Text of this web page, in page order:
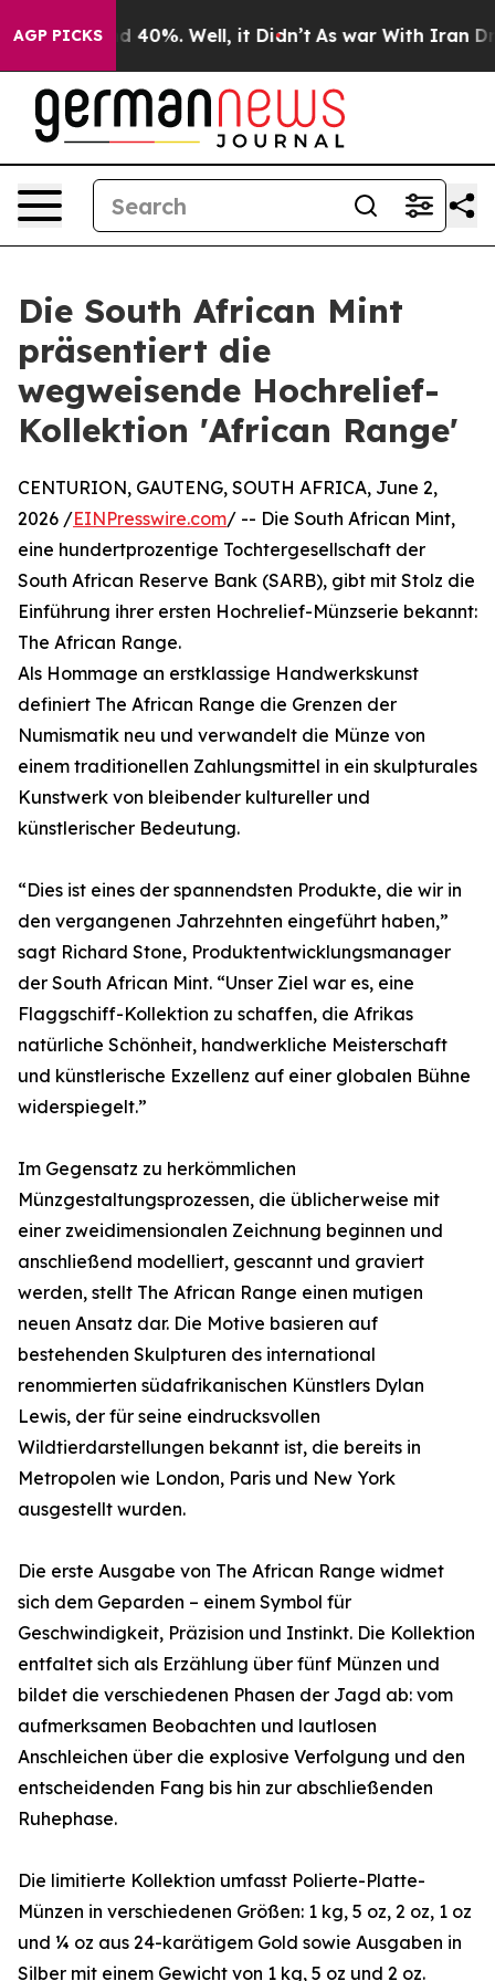
AGP PICKS
Around 40%. Well, it Didn’t As war With Iran Drove
Die South African Mint
präsentiert die
wegweisende Hochrelief-
Kollektion 'African Range'
CENTURION, GAUTENG, SOUTH AFRICA, June 2,
2026 /EINPresswire.com/ -- Die South African Mint,
eine hundertprozentige Tochtergesellschaft der
South African Reserve Bank (SARB), gibt mit Stolz die
Einführung ihrer ersten Hochrelief-Münzserie bekannt:
The African Range.
Als Hommage an erstklassige Handwerkskunst
definiert The African Range die Grenzen der
Numismatik neu und verwandelt die Münze von
einem traditionellen Zahlungsmittel in ein skulpturales
Kunstwerk von bleibender kultureller und
künstlerischer Bedeutung.
“Dies ist eines der spannendsten Produkte, die wir in
den vergangenen Jahrzehnten eingeführt haben,”
sagt Richard Stone, Produktentwicklungsmanager
der South African Mint. “Unser Ziel war es, eine
Flaggschiff-Kollektion zu schaffen, die Afrikas
natürliche Schönheit, handwerkliche Meisterschaft
und künstlerische Exzellenz auf einer globalen Bühne
widerspiegelt.”
Im Gegensatz zu herkömmlichen
Münzgestaltungsprozessen, die üblicherweise mit
einer zweidimensionalen Zeichnung beginnen und
anschließend modelliert, gescannt und graviert
werden, stellt The African Range einen mutigen
neuen Ansatz dar. Die Motive basieren auf
bestehenden Skulpturen des international
renommierten südafrikanischen Künstlers Dylan
Lewis, der für seine eindrucksvollen
Wildtierdarstellungen bekannt ist, die bereits in
Metropolen wie London, Paris und New York
ausgestellt wurden.
Die erste Ausgabe von The African Range widmet
sich dem Geparden – einem Symbol für
Geschwindigkeit, Präzision und Instinkt. Die Kollektion
entfaltet sich als Erzählung über fünf Münzen und
bildet die verschiedenen Phasen der Jagd ab: vom
aufmerksamen Beobachten und lautlosen
Anschleichen über die explosive Verfolgung und den
entscheidenden Fang bis hin zur abschließenden
Ruhephase.
Die limitierte Kollektion umfasst Polierte-Platte-
Münzen in verschiedenen Größen: 1 kg, 5 oz, 2 oz, 1 oz
und ¼ oz aus 24-karätigem Gold sowie Ausgaben in
Silber mit einem Gewicht von 1 kg, 5 oz und 2 oz.